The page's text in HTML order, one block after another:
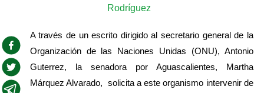
Rodríguez
A través de un escrito dirigido al secretario general de la
Organización de las Naciones Unidas (ONU), Antonio
Guterrez, la senadora por Aguascalientes, Martha
Márquez Alvarado,  solicita a este organismo intervenir de